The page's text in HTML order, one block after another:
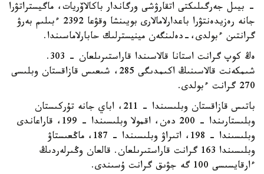
- بيىل جەرگىلىكتى اتقارۋشى ورگاندار باكالاۆريات، ماگيستراتۋرا
جانە رەزيدەنتۋرا باعدارلامالارى بويىنشا وقۋعا 2392 ءبىلىم بەرۋ
گرانتىن ءبولدى،-دەلىنگەن مينيسترلىك حابارلاماسىندا.
ەڭ كوپ گرانت استانا قالاسىندا قاراستىرىلعان - 303.
شىمكەنت قالاسىنىڭ اكىمدىگى 285، شىعىس قازاقستان وبلىسى
270 گرانت ءبولدى.
باتىس قازاقستان وبلىسىندا – 211، اباي جانە تۇركىستان
وبلىستارىندا – 200 دەن، اقمولا وبلىسىندا – 199، قاراعاندى
وبلىسىندا – 198، اتىراۋ وبلىسىندا – 187، ماڭعىستاۋ
وبلىسىندا 163 گرانت قاراستىرىلعان. قالعان وڭىرلەردىڭ
ءارقايسىسى 100 گە جۋىق گرانت ۇسىندى.